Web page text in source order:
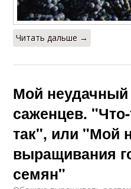
Читать дальше →
Мой
саженцев.
так", или "Мой
выращивания
семян"